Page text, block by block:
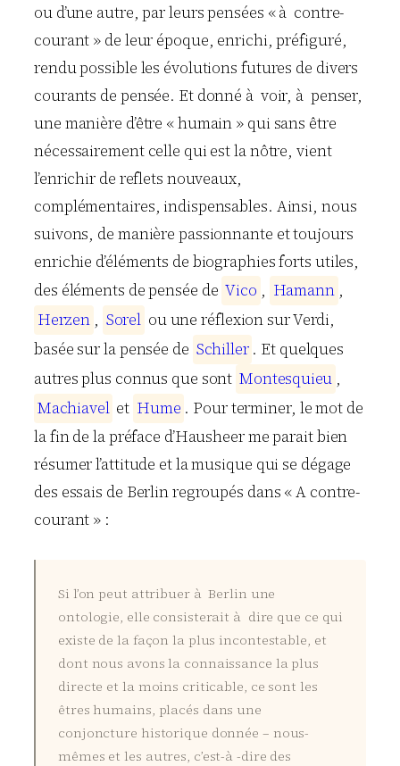
ou d’une autre, par leurs pensées « à contre-
courant » de leur époque, enrichi, préfiguré,
rendu possible les évolutions futures de divers
courants de pensée. Et donné à voir, à penser,
une manière d’être « humain » qui sans être
nécessairement celle qui est la nôtre, vient
l’enrichir de reflets nouveaux,
complémentaires, indispensables. Ainsi, nous
suivons, de manière passionnante et toujours
enrichie d’éléments de biographies forts utiles,
des éléments de pensée de Vico , Hamann ,
Herzen , Sorel ou une réflexion sur Verdi,
basée sur la pensée de Schiller . Et quelques
autres plus connus que sont Montesquieu ,
Machiavel et Hume . Pour terminer, le mot de
la fin de la préface d’Hausheer me parait bien
résumer l’attitude et la musique qui se dégage
des essais de Berlin regroupés dans « A contre-
courant » :
Si l’on peut attribuer à Berlin une
ontologie, elle consisterait à dire que ce qui
existe de la façon la plus incontestable, et
dont nous avons la connaissance la plus
directe et la moins criticable, ce sont les
êtres humains, placés dans une
conjoncture historique donnée – nous-
mêmes et les autres, c’est-à -dire des